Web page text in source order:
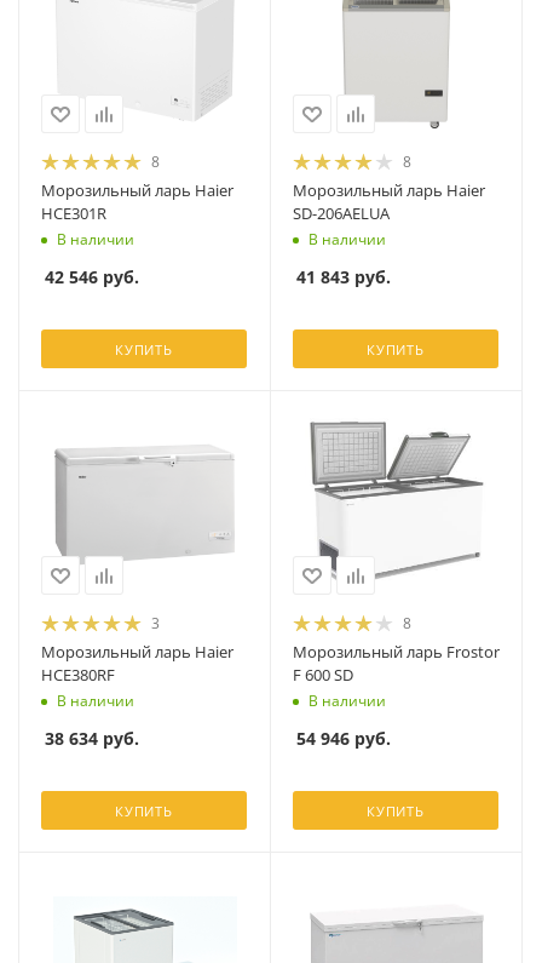
8
Морозильный ларь Haier
HCE301R
В наличии
42 546 руб.
КУПИТЬ
8
Морозильный ларь Haier
SD-206AELUA
В наличии
41 843 руб.
КУПИТЬ
3
Морозильный ларь Haier
HCE380RF
В наличии
38 634 руб.
КУПИТЬ
8
Морозильный ларь Frostor
F 600 SD
В наличии
54 946 руб.
КУПИТЬ